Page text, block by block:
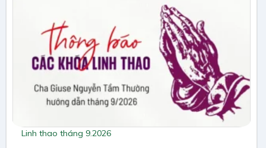
Linh thao tháng 9.2026